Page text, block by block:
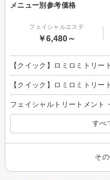
メニュー別参考価格
フェイシャルエステ
￥6,480～
【クイック】ロミロミトリー
【クイック】ロミロミトリー
フェイシャルトリートメント
すべ
そ